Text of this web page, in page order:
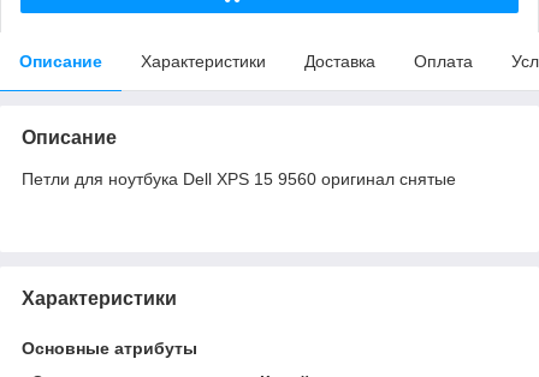
Описание Характеристики Доставка Оплата
Описание
Петли для ноутбука Dell XPS 15 9560 оригинал снятые
Характеристики
Основные атрибуты